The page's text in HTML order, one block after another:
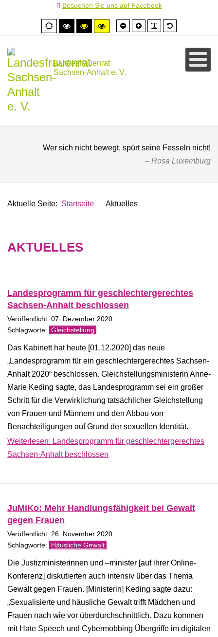
Besuchen Sie uns auf Facebook
Normale
Ansicht
Hoher
Kontrast
Hoher
Kontrast
Hoher
Kontrast
Schrift
kleiner
Schrift
größer
Landesfrauenrat
Sachsen-Anhalt e. V.
Wer sich nicht bewegt, spürt seine Fesseln nicht!
Rosa Luxemburg
Aktuelle Seite: Startseite Aktuelles
AKTUELLES
Landesprogramm für geschlechtergerechtes
Sachsen-​Anhalt beschlossen
Veröffentlicht: 07. Dezember 2020
Gleichstellung
Das Kabinett hat heute [01.12.2020] das neue
„Landesprogramm für ein geschlechtergerechtes Sachsen-​
Anhalt 2020“ beschlossen. Gleichstellungsministerin Anne-​
Marie Keding sagte, das Landesprogramm sei ein großer
Schritt für die Verwirklichung tatsächlicher Gleichstellung
von Frauen und Männern und den Abbau von
Benachteiligungen auf Grund der sexuellen Identität.
Weiterlesen: Landesprogramm für geschlechtergerechtes
Sachsen-​Anhalt beschlossen
JuMiKo: Mehr Handlungsfähigkeit bei Gewalt
gegen Frauen
Veröffentlicht: 26. November 2020
Häusliche Gewalt
Die Justizministerinnen und –minister [auf ihrer Online-
Konferenz] diskutierten auch intensiv über das Thema
Gewalt gegen Frauen. [Ministerin] Keding sagte dazu:
„Sexualisierte und häusliche Gewalt trifft Mädchen und
Frauen nach wie vor überdurchschnittlich. Dazu kommen
mit Hate Speech und Cybermobbing Übergriffe im digitalen